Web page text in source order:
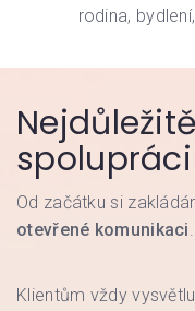
rodina,
spolupráci
Od začátku si
otevřené komunikaci.
Klientům vždy